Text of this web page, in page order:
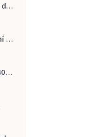
Replay for Her toaletní voda dámská 60 ml
adidas Active Bodies toaletní voda pánská 100 ml
ELMEX Sensitive ústní voda 400 ml